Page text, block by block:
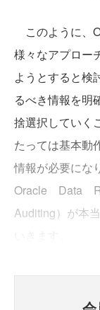
このように、
様々なアプロー
ようとすると検
るべき情報を明
捨選択していく
たっては基本動
情報が必要にな
Oracle Data
Auditing）が本